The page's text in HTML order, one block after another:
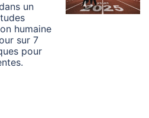
un
humaine
sur 7
pour